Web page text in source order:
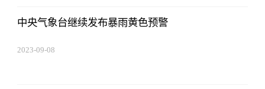
中央气象台继续发布暴雨黄色预警
2023-09-08